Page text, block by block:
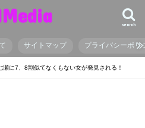
search
サイトマップ プライバシーポリ
瀬に7、8割似てなくもない女が発見される！